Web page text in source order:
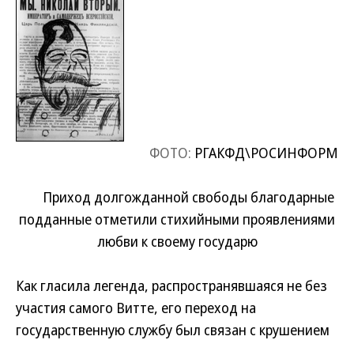
ФОТО: РГАКФД\РОСИНФОРМ
Приход долгожданной свободы благодарные
подданные отметили стихийными проявлениями
любви к своему государю
Как гласила легенда, распространявшаяся не без
участия самого Витте, его переход на
государственную службу был связан с крушением